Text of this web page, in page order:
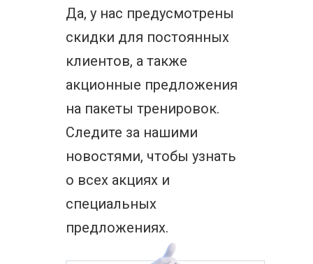
Да, у нас предусмотрены
скидки для постоянных
клиентов, а также
акционные предложения
на пакеты тренировок.
Следите за нашими
новостями, чтобы узнать
о всех акциях и
специальных
предложениях.